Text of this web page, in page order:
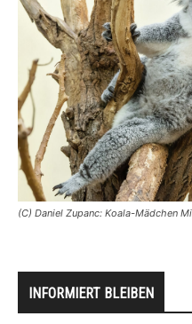
(C) Daniel Zupanc: Koala-Mädchen
INFORMIERT BLEIBEN